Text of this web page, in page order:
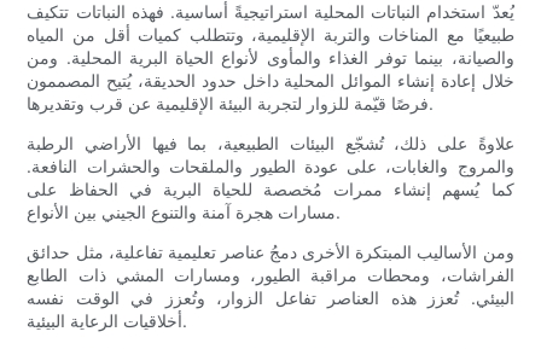
يُعدّ استخدام النباتات المحلية استراتيجيةً أساسية. فهذه النباتات تتكيف
طبيعيًا مع المناخات والتربة الإقليمية، وتتطلب كميات أقل من المياه
والصيانة، بينما توفر الغذاء والمأوى لأنواع الحياة البرية المحلية. ومن
خلال إعادة إنشاء الموائل المحلية داخل حدود الحديقة، يُتيح المصممون
فرصًا قيّمة للزوار لتجربة البيئة الإقليمية عن قرب وتقديرها.
علاوةً على ذلك، تُشجّع البيئات الطبيعية، بما فيها الأراضي الرطبة
والمروج والغابات، على عودة الطيور والملقحات والحشرات النافعة.
كما يُسهم إنشاء ممرات مُخصصة للحياة البرية في الحفاظ على
مسارات هجرة آمنة والتنوع الجيني بين الأنواع.
ومن الأساليب المبتكرة الأخرى دمجُ عناصر تعليمية تفاعلية، مثل حدائق
الفراشات، ومحطات مراقبة الطيور، ومسارات المشي ذات الطابع
البيئي. تُعزز هذه العناصر تفاعل الزوار، وتُعزز في الوقت نفسه
أخلاقيات الرعاية البيئية.